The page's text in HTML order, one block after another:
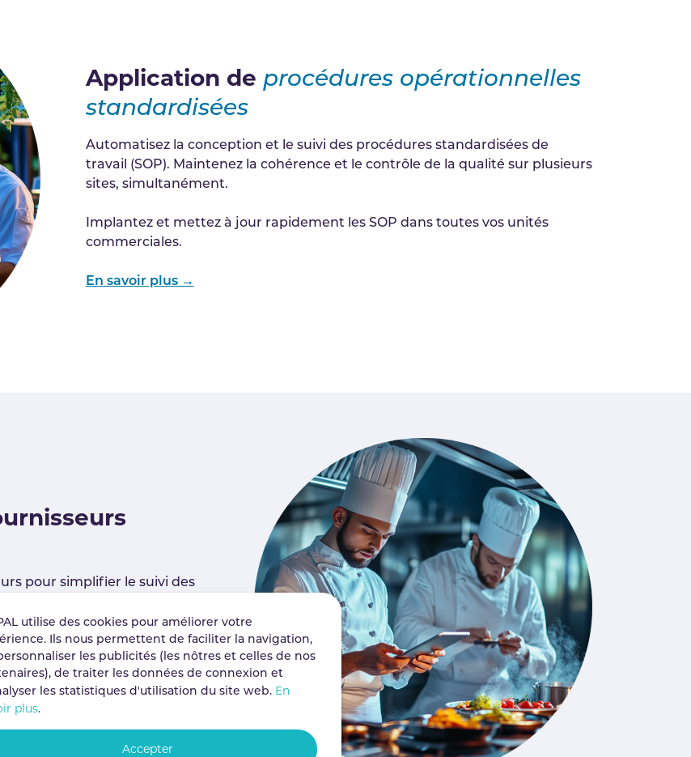
Application de procédures opérationnelles
standardisées
Automatisez la conception et le suivi des procédures standardisées de
travail (SOP). Maintenez la cohérence et le contrôle de la qualité sur plusieurs
sites, simultanément.
Implantez et mettez à jour rapidement les SOP dans toutes vos unités
commerciales.
En savoir plus →
pour simplifier le suivi des
automatisées de
et d'approvisionnement.
utilise des cookies pour améliorer votre
Ils nous permettent de faciliter la navigation,
les publicités (les nôtres et celles de nos
de traiter les données de connexion et
les statistiques d'utilisation du site web. En
plus.
Accepter